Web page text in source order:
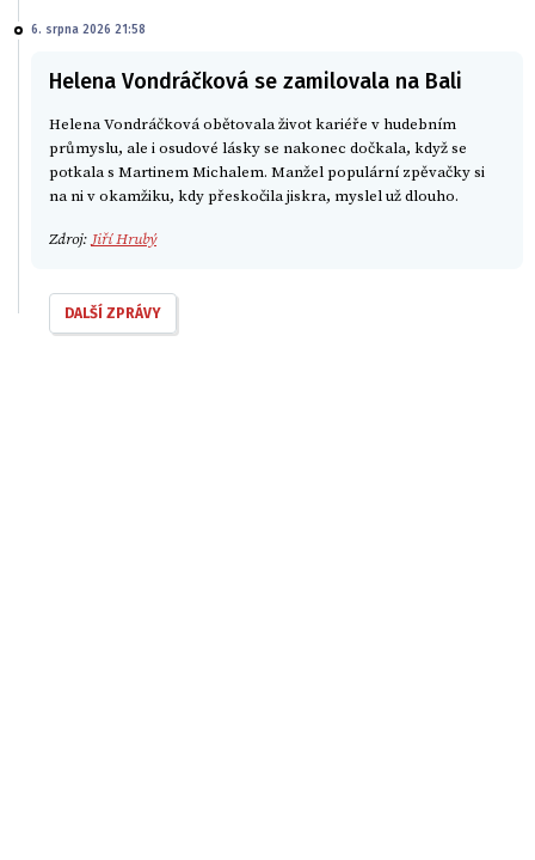
6. srpna 2026 21:58
Helena Vondráčková se zamilovala na Bali
Helena Vondráčková obětovala život kariéře v hudebním
průmyslu, ale i osudové lásky se nakonec dočkala, když se
potkala s Martinem Michalem. Manžel populární zpěvačky si
na ni v okamžiku, kdy přeskočila jiskra, myslel už dlouho.
Zdroj: Jiří Hrubý
DALŠÍ ZPRÁVY